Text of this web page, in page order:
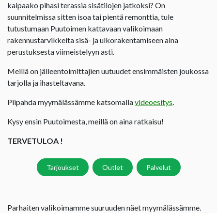
kaipaako pihasi terassia sisätilojen jatkoksi? On
suunnitelmissa sitten isoa tai pientä remonttia, tule
tutustumaan Puutoimen kattavaan valikoimaan
rakennustarvikkeita sisä- ja ulkorakentamiseen aina
perustuksesta viimeistelyyn asti.
Meillä on jälleentoimittajien uutuudet ensimmäisten joukossa
tarjolla ja ihasteltavana.
Piipahda myymälässämme katsomallavideoesitys.
Kysy ensin Puutoimesta, meillä on aina ratkaisu!
TERVETULOA !
Tarjoukset Outlet Palvelut
Parhaiten valikoimamme suuruuden näet myymälässämme.